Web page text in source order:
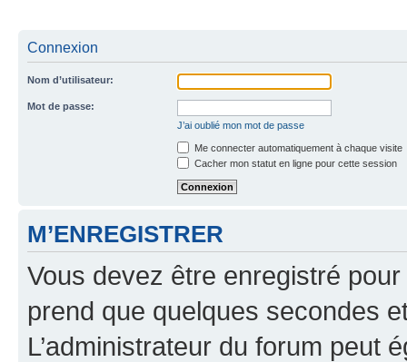
Connexion
Nom d’utilisateur:
Mot de passe:
J’ai oublié mon mot de passe
Me connecter automatiquement à chaque visite
Cacher mon statut en ligne pour cette session
M’ENREGISTRER
Vous devez être enregistré
prend que quelques secondes
L’administrateur du forum peut